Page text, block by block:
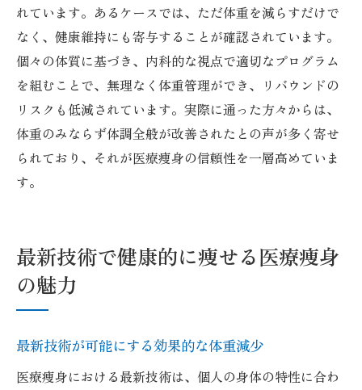
れています。あるケースでは、ただ体重を減らすだけで
なく、健康維持にも寄与することが確認されています。
個々の体質に基づき、内科的な視点で適切なプログラム
を組むことで、無理なく体重管理ができ、リバウンドの
リスクも低減されています。実際に通った方々からは、
体重のみならず体調全般が改善されたとの声が多く寄せ
られており、それが医療痩身の信頼性を一層高めていま
す。
最新技術で健康的に痩せる医療痩身
の魅力
最新技術が可能にする効果的な体重減少
医療痩身における最新技術は、個人の身体の特性に合わ